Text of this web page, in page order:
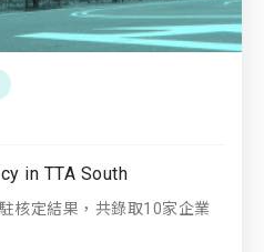
in TTA South
核定結果，共錄取10家企業